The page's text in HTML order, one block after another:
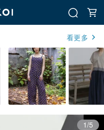
看更多
1/5